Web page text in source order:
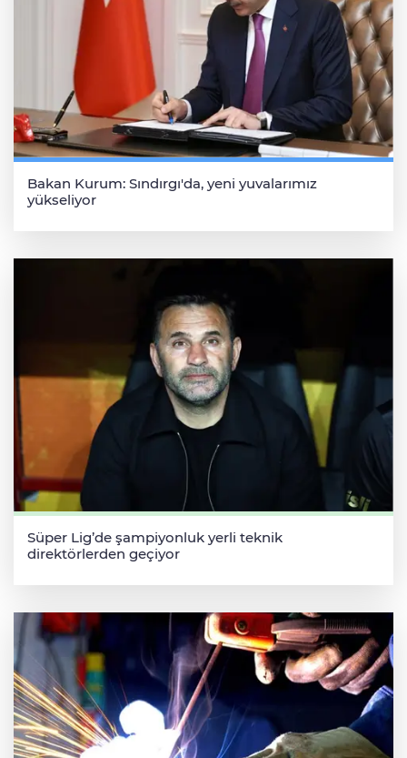
Bakan Kurum: Sındırgı'da, yeni yuvalarımız
yükseliyor
Süper Lig’de şampiyonluk yerli teknik
direktörlerden geçiyor